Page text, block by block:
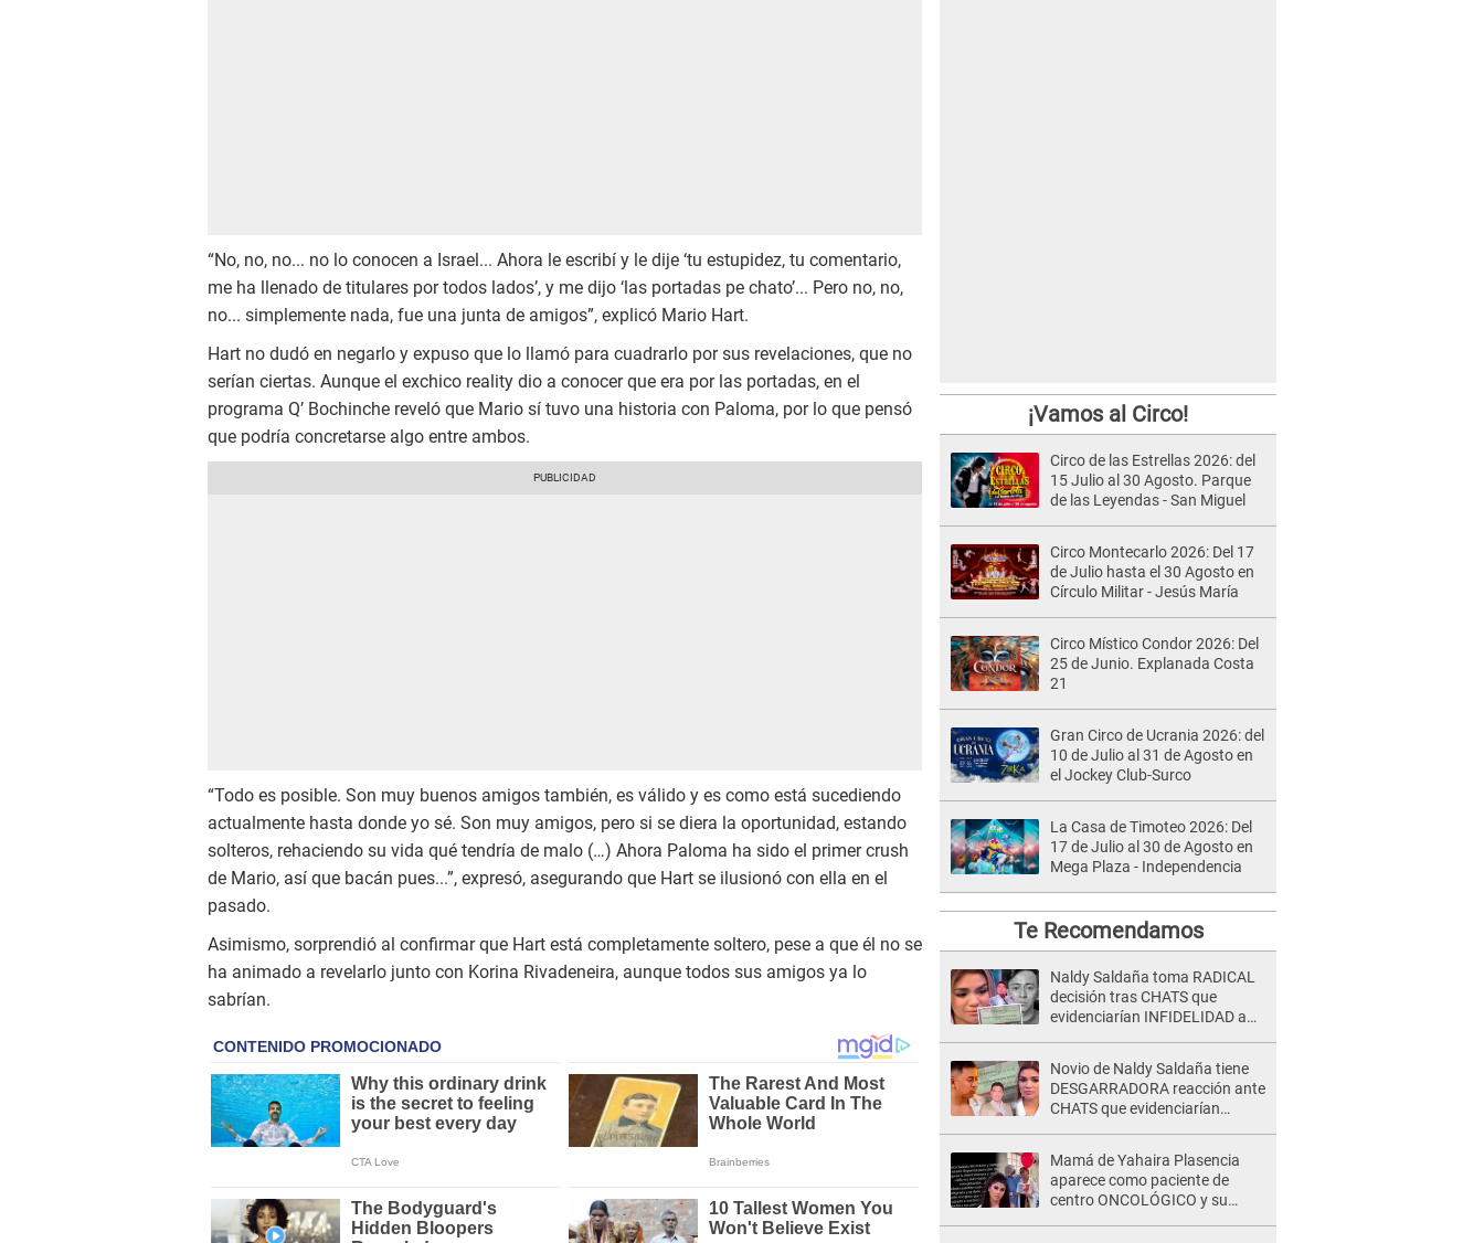
“No, no, no... no lo conocen a Israel... Ahora le escribí y le dije ‘tu estupidez, tu comentario,
me ha llenado de titulares por todos lados’, y me dijo ‘las portadas pe chato’... Pero no, no,
no... simplemente nada, fue una junta de amigos”, explicó Mario Hart.
Hart no dudó en negarlo y expuso que lo llamó para cuadrarlo por sus revelaciones, que no
serían ciertas. Aunque el exchico reality dio a conocer que era por las portadas, en el
programa Q’ Bochinche reveló que Mario sí tuvo una historia con Paloma, por lo que pensó
que podría concretarse algo entre ambos.
“Todo es posible. Son muy buenos amigos también, es válido y es como está sucediendo
actualmente hasta donde yo sé. Son muy amigos, pero si se diera la oportunidad, estando
solteros, rehaciendo su vida qué tendría de malo (…) Ahora Paloma ha sido el primer crush
de Mario, así que bacán pues...”, expresó, asegurando que Hart se ilusionó con ella en el
pasado.
Asimismo, sorprendió al confirmar que Hart está completamente soltero, pese a que él no se
ha animado a revelarlo junto con Korina Rivadeneira, aunque todos sus amigos ya lo
sabrían.
¡Vamos al Circo!
Circo de las Estrellas 2026: del
15 Julio al 30 Agosto. Parque
de las Leyendas - San Miguel
Circo Montecarlo 2026: Del 17
de Julio hasta el 30 Agosto en
Círculo Militar - Jesús María
Circo Místico Condor 2026: Del
25 de Junio. Explanada Costa
21
Gran Circo de Ucrania 2026: del
10 de Julio al 31 de Agosto en
el Jockey Club-Surco
La Casa de Timoteo 2026: Del
17 de Julio al 30 de Agosto en
Mega Plaza - Independencia
Te Recomendamos
Naldy Saldaña toma RADICAL
decisión tras CHATS que
evidenciarían INFIDELIDAD a
Novio de Naldy Saldaña tiene
DESGARRADORA reacción ante
CHATS que evidenciarían
Mamá de Yahaira Plasencia
aparece como paciente de
centro ONCOLÓGICO y su